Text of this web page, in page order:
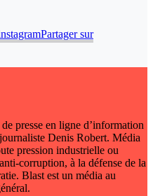
Partager sur
presse en ligne d’information
Denis Robert. Média
pression industrielle ou
corruption, à la défense de la
Blast est un média au